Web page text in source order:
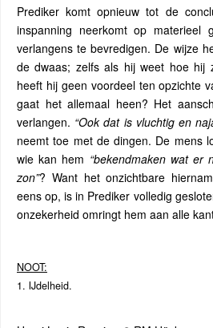
Prediker komt opnieuw tot de
inspanning neerkomt op materieel
verlangens te bevredigen. De wijze
de dwaas; zelfs als hij weet hoe hij
heeft hij geen voordeel ten opzichte
gaat het allemaal heen? Het
verlangen. “Ook dat is vluchtig en
neemt toe met de dingen. De mens
wie kan hem “bekendmaken wat
zon”? Want het onzichtbare
eens op, is in Prediker volledig
onzekerheid omringt hem aan alle
NOOT:
1. IJdelheid.